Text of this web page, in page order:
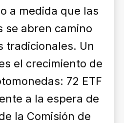
a medida que las
se abren camino
tradicionales. Un
el crecimiento de
72 ETF
a la espera de
la Comisión de